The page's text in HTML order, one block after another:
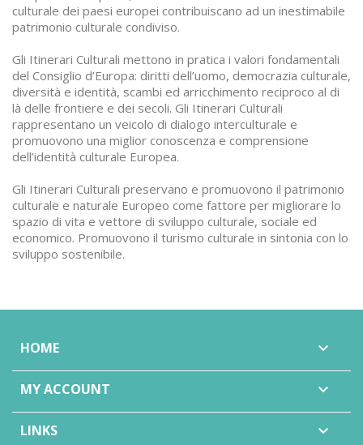
culturale dei paesi europei contribuiscano ad un inestimabile
patrimonio culturale condiviso.
Gli Itinerari Culturali mettono in pratica i valori fondamentali
del Consiglio d’Europa: diritti dell’uomo, democrazia culturale,
diversità e identità, scambi ed arricchimento reciproco al di
là delle frontiere e dei secoli. Gli Itinerari Culturali
rappresentano un veicolo di dialogo interculturale e
promuovono una miglior conoscenza e comprensione
dell’identità culturale Europea.
Gli Itinerari Culturali preservano e promuovono il patrimonio
culturale e naturale Europeo come fattore per migliorare lo
spazio di vita e vettore di sviluppo culturale, sociale ed
economico. Promuovono il turismo culturale in sintonia con lo
sviluppo sostenibile.
HOME 
MY ACCOUNT 
LINKS 